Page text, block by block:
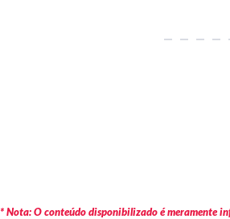
* Nota: O conteúdo disponibilizado é meramente